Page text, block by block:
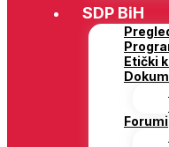
SDP BiH
Etički
Forumi